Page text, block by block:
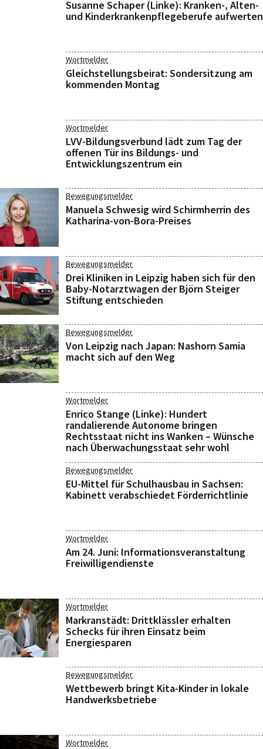
Susanne Schaper (Linke): Kranken-, Alten-
und Kinderkrankenpflegeberufe aufwerten
Wortmelder
Gleichstellungsbeirat: Sondersitzung am
kommenden Montag
Wortmelder
LVV-Bildungsverbund lädt zum Tag der
offenen Tür ins Bildungs- und
Entwicklungszentrum ein
Bewegungsmelder
Manuela Schwesig wird Schirmherrin des
Katharina-von-Bora-Preises
Bewegungsmelder
Drei Kliniken in Leipzig haben sich für den
Baby-Notarztwagen der Björn Steiger
Stiftung entschieden
Bewegungsmelder
Von Leipzig nach Japan: Nashorn Samia
macht sich auf den Weg
Wortmelder
Enrico Stange (Linke): Hundert
randalierende Autonome bringen
Rechtsstaat nicht ins Wanken – Wünsche
nach Überwachungsstaat sehr wohl
Bewegungsmelder
EU-Mittel für Schulhausbau in Sachsen:
Kabinett verabschiedet Förderrichtlinie
Wortmelder
Am 24. Juni: Informationsveranstaltung
Freiwilligendienste
Wortmelder
Markranstädt: Drittklässler erhalten
Schecks für ihren Einsatz beim
Energiesparen
Bewegungsmelder
Wettbewerb bringt Kita-Kinder in lokale
Handwerksbetriebe
Wortmelder